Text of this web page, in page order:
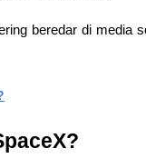
beredar di media